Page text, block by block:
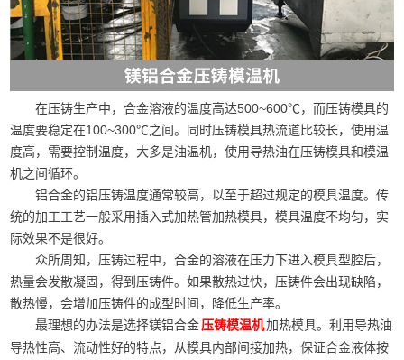
在压铸生产中，合金溶液的温度高达500~600℃，而压铸模具的
温度要稳定在100~300℃之间。同时压铸模具热流道比较长，使用温
度高，需要控制温度，大多是油温机，使用导热油在压铸模具和模温
机之间循环。
铝合金的铝压铸温度通常较高，以至于超过规定的模具温度。传
统的加工工艺一般采用插入式加热管加热模具，模具温度不均匀，实
际效果不是很好。
众所周知，压铸过程中，合金的溶液在压力下进入模具型腔后，
热量会发散凝固，得到压铸件。如果散热过快，压铸件会出现缺陷，
散热慢，会增加压铸件的成型时间，降低生产率。
最理想的办法是选择镁铝合金压铸模温机加热模具。利用导热油
导热性高、流动性好的特点，从模具内部间接加热，保证合金液体按